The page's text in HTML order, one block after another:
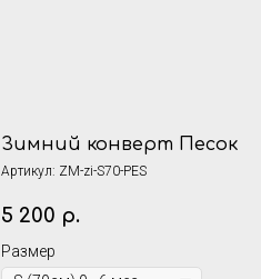
Зимний конверт Песок
Артикул: ZM-zi-S70-PES
5 200 р.
Размер